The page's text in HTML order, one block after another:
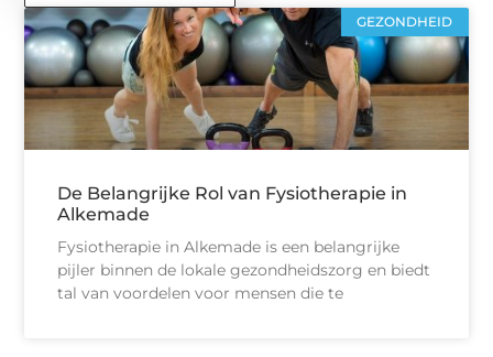
GEZONDHEID
De Belangrijke Rol van Fysiotherapie in
Alkemade
Fysiotherapie in Alkemade is een belangrijke
pijler binnen de lokale gezondheidszorg en biedt
tal van voordelen voor mensen die te